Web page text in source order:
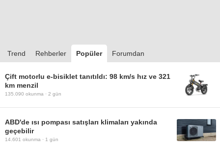
Trend Rehberler Popüler Forumdan
Çift motorlu e-bisiklet tanıtıldı: 98 km/s hız ve 321
km menzil
135.090 okunma · 2 gün
ABD'de ısı pompası satışları klimaları yakında
geçebilir
14.601 okunma · 1 gün